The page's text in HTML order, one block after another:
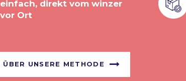
einfach, direkt vom winzer
vor Ort
ÜBER UNSERE METHODE